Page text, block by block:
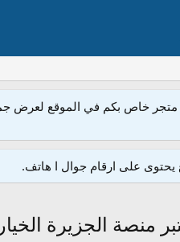
متجر خاص بكم في الموقع لعرض
على ارقام جوال ا هاتف.
منصة الجزيرة